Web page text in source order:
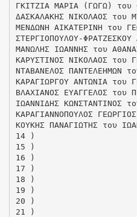
ΓΚΙΤΖΙΑ ΜΑΡΙΑ (ΓΩΓΩ) του
ΔΑΣΚΑΛΑΚΗΣ ΝΙΚΟΛΑΟΣ του
ΜΕΝΔΩΝΗ ΑΙΚΑΤΕΡΙΝΗ του
ΣΤΕΡΓΙΟΠΟΥΛΟΥ-
ΜΑΝΩΛΗΣ ΙΩΑΝΝΗΣ του
ΚΑΡΥΣΤΙΝΟΣ ΝΙΚΟΛΑΟΣ του
ΝΤΑΒΑΝΕΛΟΣ ΠΑΝΤΕΛΕΗΜΩΝ
ΚΑΡΑΓΙΩΡΓΟΥ ΑΝΤΩΝΙΑ του
ΒΛΑΧΙΑΝΟΣ ΕΥΑΓΓΕΛΟΣ του
ΙΩΑΝΝΙΔΗΣ ΚΩΝΣΤΑΝΤΙΝΟΣ
ΚΑΡΑΓΙΑΝΝΟΠΟΥΛΟΣ
ΚΟΥΚΗΣ ΠΑΝΑΓΙΩΤΗΣ του
14 )
15 )
16 )
17 )
18 )
19 )
20 )
21 )